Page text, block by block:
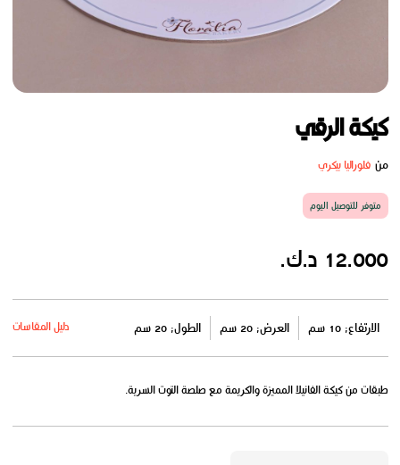
كيكة الرقي
من فلوراليا بيكري
متوفر للتوصيل اليوم
12.000 د.ك.
الارتفاع: 10 سم العرض: 20 سم الطول: 20 سم دليل المقاسات
طبقات من كيكة الفانيلا المميزة والكريمة مع صلصة التوت السرية.